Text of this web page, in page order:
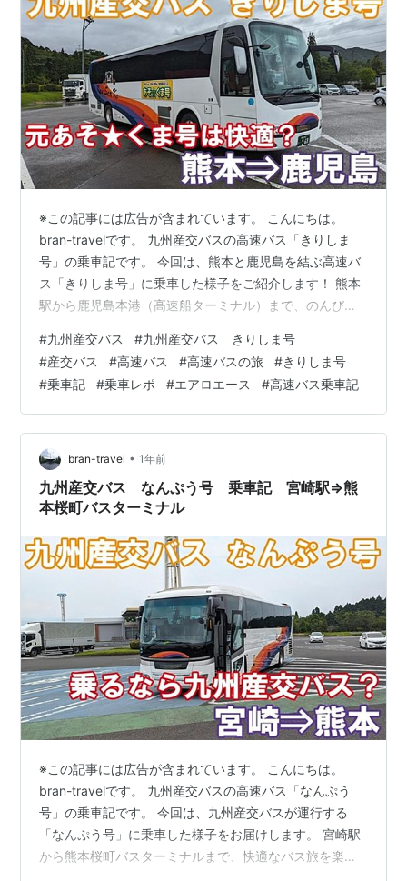
※この記事には広告が含まれています。 こんにちは。
bran-travelです。 九州産交バスの高速バス「きりしま
号」の乗車記です。 今回は、熊本と鹿児島を結ぶ高速バ
ス「きりしま号」に乗車した様子をご紹介します！ 熊本
駅から鹿児島本港（高速船ターミナル）まで、のんびり
した。 「きりしま号」は3社による共同運行路線です
が、トイレ付きの九州産交バスの便が特にオススメで
す。 熊本から鹿児島までは九州新幹線が圧倒的に便利で
すが、南九州の風景を楽しみたい方には「きりしま号」
も魅力ですよ！ この記事はこのような読者にオススメ！
「きりしま号」に乗ってみたい …
#九州産交バス #九州産交バス きりしま号
#産交バス #高速バス #高速バスの旅 #きりしま号
#乗車記 #乗車レポ #エアロエース #高速バス乗車記
bran-travel • 1年前
九州産交バス なんぷう号 乗車記 宮崎駅⇒熊
本桜町バスターミナル
※この記事には広告が含まれています。 こんにちは。
bran-travelです。 九州産交バスの高速バス「なんぷう
号」の乗車記です。 今回は、九州産交バスが運行する
「なんぷう号」に乗車した様子をお届けします。 宮崎駅
から熊本桜町バスターミナルまで、快適なバス旅を楽し